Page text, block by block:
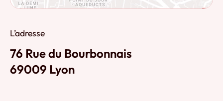
L’adresse
76 Rue du Bourbonnais
69009 Lyon